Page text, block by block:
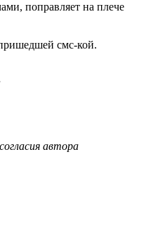
поправляет на плече
смс-кой.
автора